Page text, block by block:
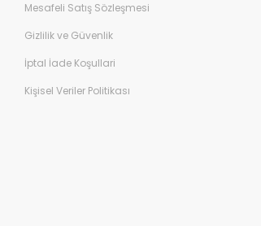
Mesafeli Satış Sözleşmesi
Gizlilik ve Güvenlik
İptal İade Koşullari
Kişisel Veriler Politikası